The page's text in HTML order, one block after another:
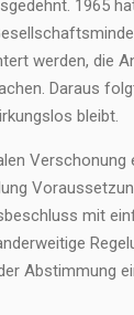
1965
werden, die
Daraus
bleibt.
mit
Abstimmung